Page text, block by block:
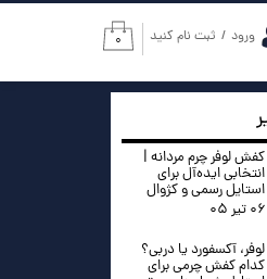
۰ ورود / ثبت نام کنید
سفارشات
خروج از حساب
کاربری
کفش لوفر چرم مردانه |
انتخابی ایده‌آل برای
استایل رسمی و کژوال
۰۶ تیر ۰۵
لوفر، آکسفورد یا دربی؟
کدام کفش چرمی برای